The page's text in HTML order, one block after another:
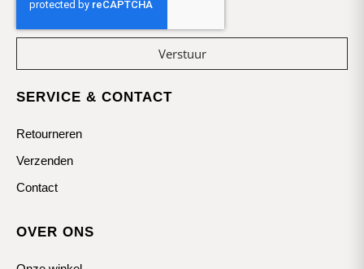
Verstuur
SERVICE & CONTACT
Retourneren
Verzenden
Contact
OVER ONS